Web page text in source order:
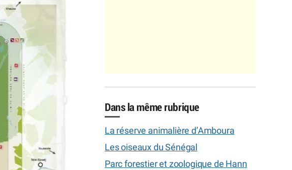
Dans la même rubrique
La réserve animalière d’Amboura
Les oiseaux du Sénégal
Parc forestier et zoologique de Hann